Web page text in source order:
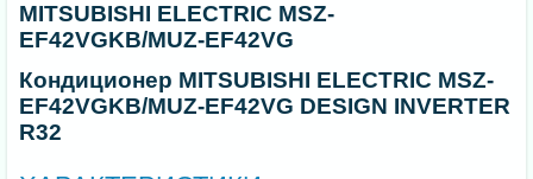
MITSUBISHI ELECTRIC MSZ-
EF42VGKB/MUZ-EF42VG
Кондиционер MITSUBISHI ELECTRIC MSZ-
EF42VGKB/MUZ-EF42VG DESIGN INVERTER
R32